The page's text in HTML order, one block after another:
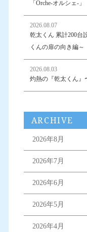
「Orche-オルシェ-」
2026.08.07
乾太くん 累計200台
くんの扉の向き編～
2026.08.03
灼熱の『乾太くん』
ARCHIVE
2026年8月
2026年7月
2026年6月
2026年5月
2026年4月